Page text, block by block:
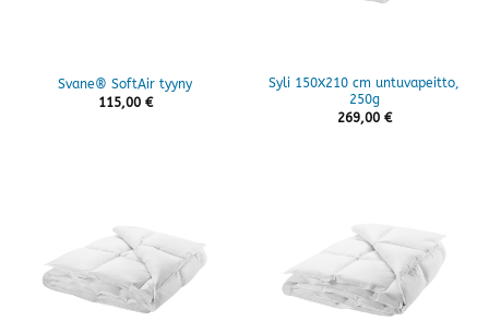
Svane® SoftAir tyyny
115,00 €
Syli 150X210 cm untuvapeitto,
250g
269,00 €